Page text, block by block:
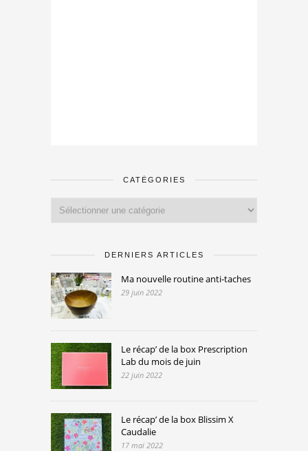
CATÉGORIES
DERNIERS ARTICLES
Ma nouvelle routine anti-taches
29 juin 2022
Le récap’ de la box Prescription
Lab du mois de juin
22 juin 2022
Le récap’ de la box Blissim X
Caudalie
17 mai 2022